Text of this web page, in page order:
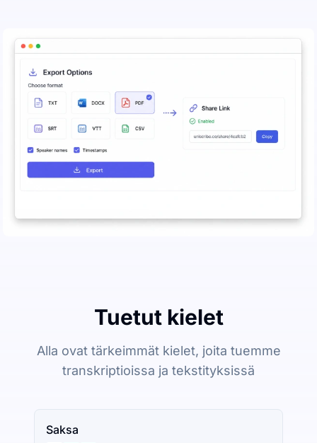
Tuetut kielet
Alla ovat tärkeimmät kielet, joita tuemme
transkriptioissa ja tekstityksissä
Saksa